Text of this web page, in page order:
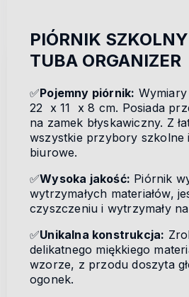
PIÓRNIK
TUBA ORGANIZER
✅Pojemny piórnik:
22 x 11 x 8 cm. Posiada
na zamek błyskawiczny. Z
wszystkie przybory szkolne
biurowe.
✅Wysoka jakość: Piórnik
wytrzymałych materiałów,
czyszczeniu i wytrzymały
✅Unikalna konstrukcja:
delikatnego miękkiego
wzorze, z przodu doszyta
ogonek.